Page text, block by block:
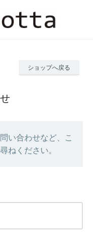
ショップへ戻る
い合わせなど、こ
ねください。